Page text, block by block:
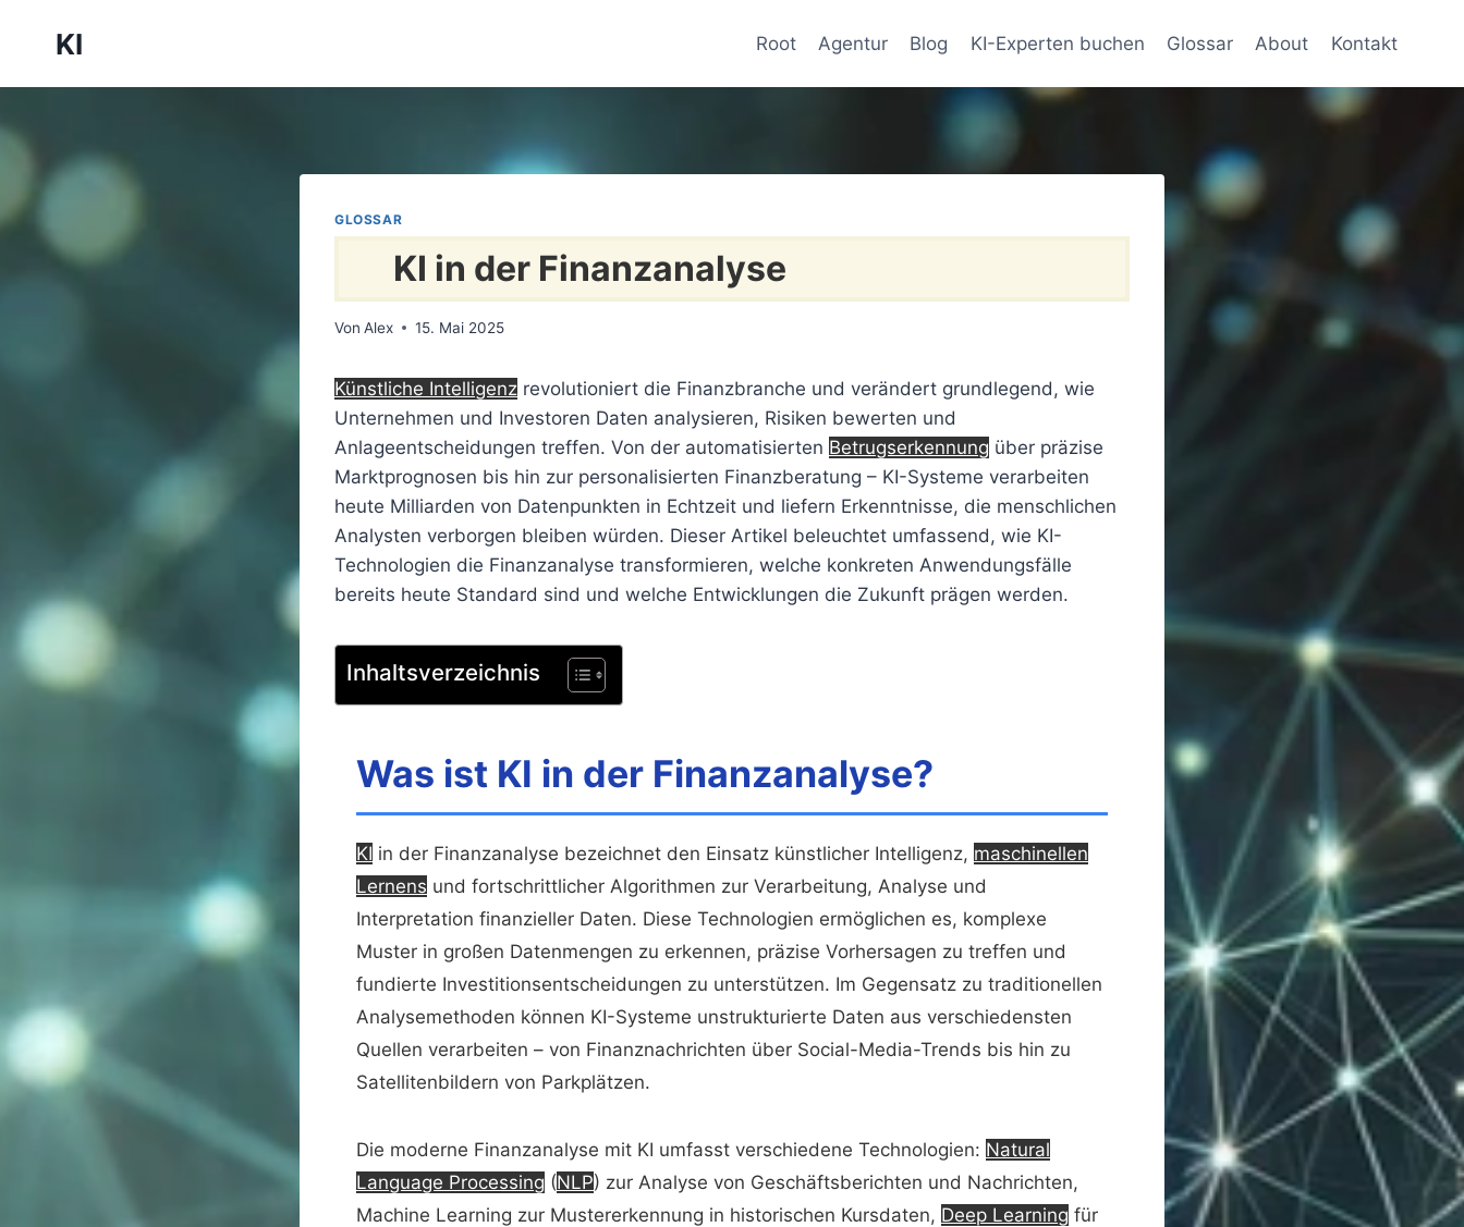
KI Root Agentur Blog KI-Experten buchen Glossar About Kontakt
GLOSSAR
KI in der Finanzanalyse
Von Alex 15. Mai 2025
Künstliche Intelligenz revolutioniert die Finanzbranche und verändert grundlegend, wie
Unternehmen und Investoren Daten analysieren, Risiken bewerten und
Anlageentscheidungen treffen. Von der automatisierten Betrugserkennung über präzise
Marktprognosen bis hin zur personalisierten Finanzberatung – KI-Systeme verarbeiten
heute Milliarden von Datenpunkten in Echtzeit und liefern Erkenntnisse, die menschlichen
Analysten verborgen bleiben würden. Dieser Artikel beleuchtet umfassend, wie KI-
Technologien die Finanzanalyse transformieren, welche konkreten Anwendungsfälle
bereits heute Standard sind und welche Entwicklungen die Zukunft prägen werden.
Inhaltsverzeichnis
Was ist KI in der Finanzanalyse?
KI in der Finanzanalyse bezeichnet den Einsatz künstlicher Intelligenz, maschinellen
Lernens und fortschrittlicher Algorithmen zur Verarbeitung, Analyse und
Interpretation finanzieller Daten. Diese Technologien ermöglichen es, komplexe
Muster in großen Datenmengen zu erkennen, präzise Vorhersagen zu treffen und
fundierte Investitionsentscheidungen zu unterstützen. Im Gegensatz zu traditionellen
Analysemethoden können KI-Systeme unstrukturierte Daten aus verschiedensten
Quellen verarbeiten – von Finanznachrichten über Social-Media-Trends bis hin zu
Satellitenbildern von Parkplätzen.
Die moderne Finanzanalyse mit KI umfasst verschiedene Technologien: Natural
Language Processing (NLP) zur Analyse von Geschäftsberichten und Nachrichten,
Machine Learning zur Mustererkennung in historischen Kursdaten, Deep Learning für